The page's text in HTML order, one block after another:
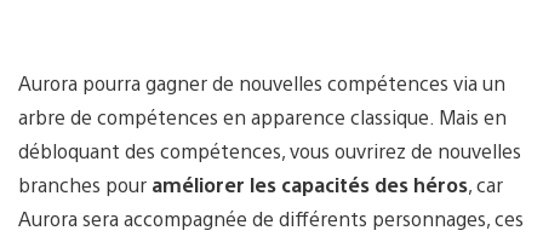
Aurora pourra gagner de nouvelles compétences via un
arbre de compétences en apparence classique. Mais en
débloquant des compétences, vous ouvrirez de nouvelles
branches pour améliorer les capacités des héros, car
Aurora sera accompagnée de différents personnages, ces